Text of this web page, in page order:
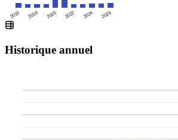
2016 2018 2020 2022 2024 2026
Historique annuel